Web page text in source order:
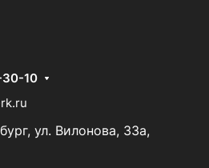
10
ул. Вилонова, 33а,